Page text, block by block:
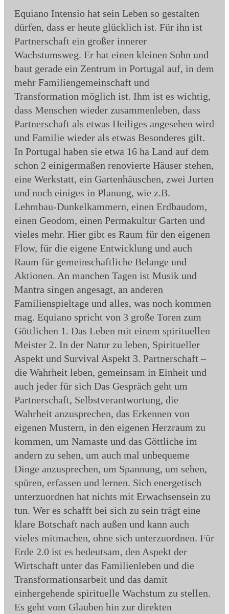
Equiano Intensio hat sein Leben so gestalten
dürfen, dass er heute glücklich ist. Für ihn ist
Partnerschaft ein großer innerer
Wachstumsweg. Er hat einen kleinen Sohn und
baut gerade ein Zentrum in Portugal auf, in dem
mehr Familiengemeinschaft und
Transformation möglich ist. Ihm ist es wichtig,
dass Menschen wieder zusammenleben, dass
Partnerschaft als etwas Heiliges angesehen wird
und Familie wieder als etwas Besonderes gilt.
In Portugal haben sie etwa 16 ha Land auf dem
schon 2 einigermaßen renovierte Häuser stehen,
eine Werkstatt, ein Gartenhäuschen, zwei Jurten
und noch einiges in Planung, wie z.B.
Lehmbau-Dunkelkammern, einen Erdbaudom,
einen Geodom, einen Permakultur Garten und
vieles mehr. Hier gibt es Raum für den eigenen
Flow, für die eigene Entwicklung und auch
Raum für gemeinschaftliche Belange und
Aktionen. An manchen Tagen ist Musik und
Mantra singen angesagt, an anderen
Familienspieltage und alles, was noch kommen
mag. Equiano spricht von 3 große Toren zum
Göttlichen 1. Das Leben mit einem spirituellen
Meister 2. In der Natur zu leben, Spiritueller
Aspekt und Survival Aspekt 3. Partnerschaft –
die Wahrheit leben, gemeinsam in Einheit und
auch jeder für sich Das Gespräch geht um
Partnerschaft, Selbstverantwortung, die
Wahrheit anzusprechen, das Erkennen von
eigenen Mustern, in den eigenen Herzraum zu
kommen, um Namaste und das Göttliche im
andern zu sehen, um auch mal unbequeme
Dinge anzusprechen, um Spannung, um sehen,
spüren, erfassen und lernen. Sich energetisch
unterzuordnen hat nichts mit Erwachsensein zu
tun. Wer es schafft bei sich zu sein trägt eine
klare Botschaft nach außen und kann auch
vieles mitmachen, ohne sich unterzuordnen. Für
Erde 2.0 ist es bedeutsam, den Aspekt der
Wirtschaft unter das Familienleben und die
Transformationsarbeit und das damit
einhergehende spirituelle Wachstum zu stellen.
Es geht vom Glauben hin zur direkten